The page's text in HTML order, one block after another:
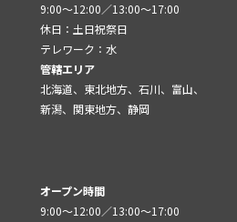
9:00～12:00／13:00～17:00
休日：土日祝祭日
テレワーク：水
管轄エリア
北海道、東北地方、石川、富山、
新潟、関東地方、静岡
オープン時間
9:00～12:00／13:00～17:00